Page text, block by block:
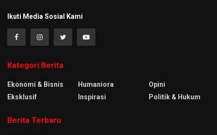
Ikuti Media Sosial Kami
Kategori Berita
Ekonomi & Bisnis
Eksklusif
Humaniora
Inspirasi
Opini
Politik & Hukum
Berita Terbaru